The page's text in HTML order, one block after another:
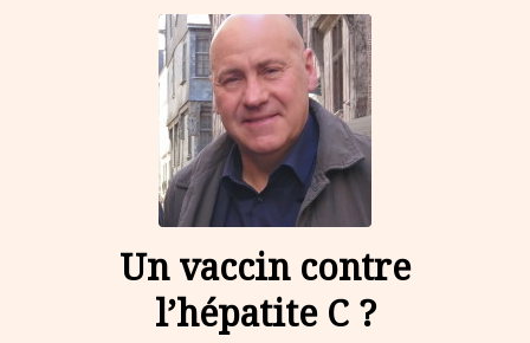
Un vaccin contre
l’hépatite C ?